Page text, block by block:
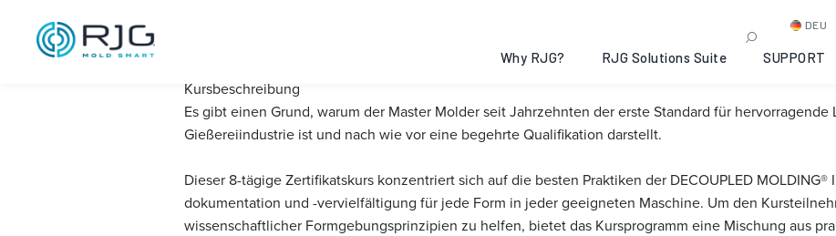
DEU
Why RJG? RJG Solutions Suite SUPPORT
Kursbeschreibung
Es gibt einen Grund, warum der Master Molder seit Jahrzehnten der erste Standard für hervorragende
Gießereiindustrie ist und nach wie vor eine begehrte Qualifikation darstellt.
Dieser 8-tägige Zertifikatskurs konzentriert sich auf die besten Praktiken der DECOUPLED MOLDING®
dokumentation und -vervielfältigung für jede Form in jeder geeigneten Maschine. Um den
wissenschaftlicher Formgebungsprinzipien zu helfen, bietet das Kursprogramm eine Mischung aus